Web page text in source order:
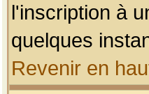
l'inscription à
quelques
Revenir en